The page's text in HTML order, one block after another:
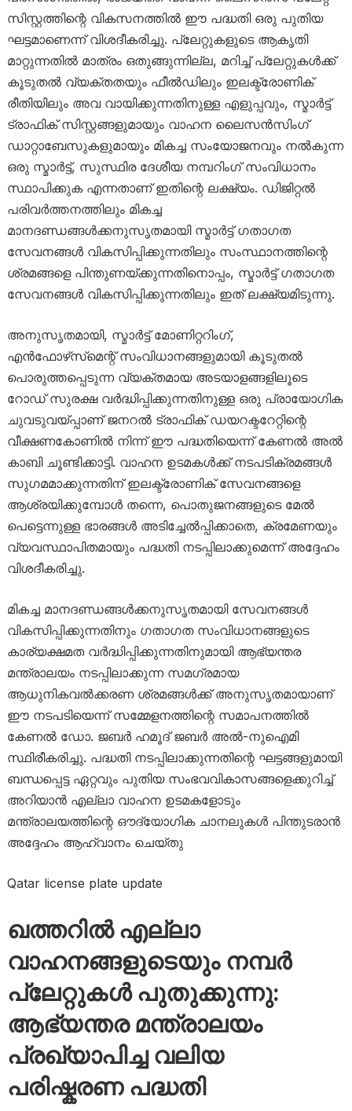
സിസ്റ്റത്തിന്റെ വികസനത്തിൽ ഈ പദ്ധതി ഒരു പുതിയ
ഘട്ടമാണെന്ന് വിശദീകരിച്ചു. പ്ലേറ്റുകളുടെ ആകൃതി
മാറ്റുന്നതിൽ മാത്രം ഒതുങ്ങുന്നില്ല, മറിച്ച് പ്ലേറ്റുകൾക്ക്
കൂടുതൽ വ്യക്തതയും ഫീൽഡിലും ഇലക്ട്രോണിക്
രീതിയിലും അവ വായിക്കുന്നതിനുള്ള എളുപ്പവും, സ്മാർട്ട്
ട്രാഫിക് സിസ്റ്റങ്ങളുമായും വാഹന ലൈസൻസിംഗ്
ഡാറ്റാബേസുകളുമായും മികച്ച സംയോജനവും നൽകുന്ന
ഒരു സ്മാർട്ട്, സുസ്ഥിര ദേശീയ നമ്പറിംഗ് സംവിധാനം
സ്ഥാപിക്കുക എന്നതാണ് ഇതിന്റെ ലക്ഷ്യം. ഡിജിറ്റൽ
പരിവർത്തനത്തിലും മികച്ച
മാനദണ്ഡങ്ങൾക്കനുസൃതമായി സ്മാർട്ട് ഗതാഗത
സേവനങ്ങൾ വികസിപ്പിക്കുന്നതിലും സംസ്ഥാനത്തിന്റെ
ശ്രമങ്ങളെ പിന്തുണയ്ക്കുന്നതിനൊപ്പം, സ്മാർട്ട് ഗതാഗത
സേവനങ്ങൾ വികസിപ്പിക്കുന്നതിലും ഇത് ലക്ഷ്യമിടുന്നു.
അനുസൃതമായി, സ്മാർട്ട് മോണിറ്ററിംഗ്,
എൻഫോഴ്‌സ്‌മെന്റ് സംവിധാനങ്ങളുമായി കൂടുതൽ
പൊരുത്തപ്പെടുന്ന വ്യക്തമായ അടയാളങ്ങളിലൂടെ
റോഡ് സുരക്ഷ വർദ്ധിപ്പിക്കുന്നതിനുള്ള ഒരു പ്രായോഗിക
ചുവടുവയ്പ്പാണ് ജനറൽ ട്രാഫിക് ഡയറക്ടറേറ്റിന്റെ
വീക്ഷണകോണിൽ നിന്ന് ഈ പദ്ധതിയെന്ന് കേണൽ അൽ
കാബി ചൂണ്ടിക്കാട്ടി. വാഹന ഉടമകൾക്ക് നടപടിക്രമങ്ങൾ
സുഗമമാക്കുന്നതിന് ഇലക്ട്രോണിക് സേവനങ്ങളെ
ആശ്രയിക്കുമ്പോൾ തന്നെ, പൊതുജനങ്ങളുടെ മേൽ
പെട്ടെന്നുള്ള ഭാരങ്ങൾ അടിച്ചേൽപ്പിക്കാതെ, ക്രമേണയും
വ്യവസ്ഥാപിതമായും പദ്ധതി നടപ്പിലാക്കുമെന്ന് അദ്ദേഹം
വിശദീകരിച്ചു.
മികച്ച മാനദണ്ഡങ്ങൾക്കനുസൃതമായി സേവനങ്ങൾ
വികസിപ്പിക്കുന്നതിനും ഗതാഗത സംവിധാനങ്ങളുടെ
കാര്യക്ഷമത വർദ്ധിപ്പിക്കുന്നതിനുമായി ആഭ്യന്തര
മന്ത്രാലയം നടപ്പിലാക്കുന്ന സമഗ്രമായ
ആധുനികവൽക്കരണ ശ്രമങ്ങൾക്ക് അനുസൃതമായാണ്
ഈ നടപടിയെന്ന് സമ്മേളനത്തിന്റെ സമാപനത്തിൽ
കേണൽ ഡോ. ജബർ ഹമൂദ് ജബർ അൽ-നുഐമി
സ്ഥിരീകരിച്ചു. പദ്ധതി നടപ്പിലാക്കുന്നതിന്റെ ഘട്ടങ്ങളുമായി
ബന്ധപ്പെട്ട ഏറ്റവും പുതിയ സംഭവവികാസങ്ങളെക്കുറിച്ച്
അറിയാൻ എല്ലാ വാഹന ഉടമകളോടും
മന്ത്രാലയത്തിന്റെ ഔദ്യോഗിക ചാനലുകൾ പിന്തുടരാൻ
അദ്ദേഹം ആഹ്വാനം ചെയ്തു
Qatar license plate update
ഖത്തറിൽ എല്ലാ
വാഹനങ്ങളുടെയും നമ്പർ
പ്ലേറ്റുകൾ പുതുക്കുന്നു:
ആഭ്യന്തര മന്ത്രാലയം
പ്രഖ്യാപിച്ച വലിയ
പരിഷ്കരണ പദ്ധതി